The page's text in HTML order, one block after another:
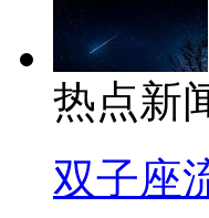
热点新
双子座